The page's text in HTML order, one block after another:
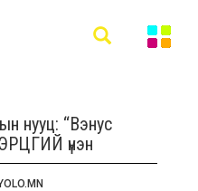
нууц: “Вэнус
үнэн